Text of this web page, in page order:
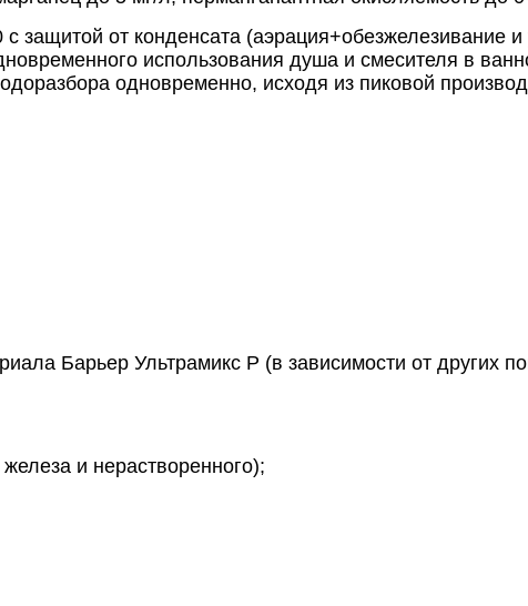
защитой от конденсата (аэрация+обезжелезивание
использования душа и смесителя в
одновременно, исходя из пиковой
Барьер Ультрамикс Р (в зависимости от других
и нерастворенного);